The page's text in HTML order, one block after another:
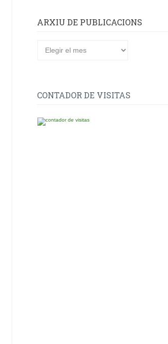
ARXIU DE PUBLICACIONS
CONTADOR DE VISITAS